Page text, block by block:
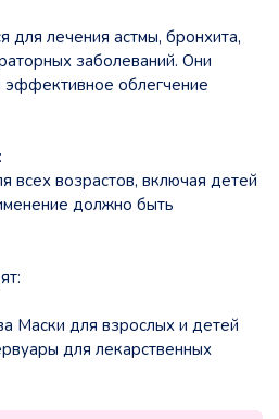
для лечения астмы, бронхита,
заболеваний. Они
облегчение
всех возрастов, включая детей
должно быть
Маски для взрослых и детей
для лекарственных